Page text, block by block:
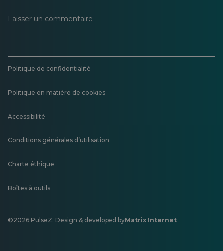
Laisser un commentaire
Politique de confidentialité
Politique en matière de cookies
Accessibilité
Conditions générales d’utilisation
Charte éthique
Boîtes à outils
©2026 PulseZ. Design & developed byMatrix Internet
S'ouvre